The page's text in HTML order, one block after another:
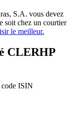
S.A. vous devez
soit chez un courtier
le meilleur.
CLERHP
ISIN